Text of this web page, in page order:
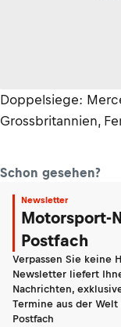
Doppelsiege:
Grossbritannien,
Schon gesehen?
Newsletter
Motorsport-
Postfach
Verpassen Sie keine
Newsletter liefert
Nachrichten,
Termine aus der
Postfach